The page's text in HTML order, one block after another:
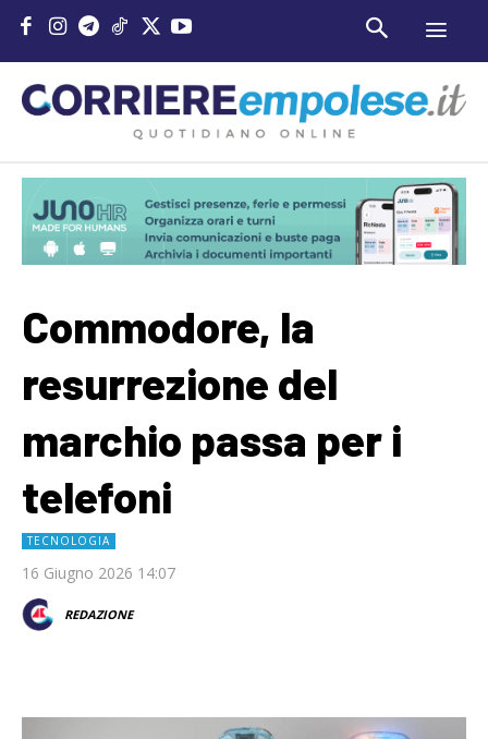
Commodore, la
resurrezione del
marchio passa per i
telefoni
TECNOLOGIA
16 Giugno 2026 14:07
REDAZIONE